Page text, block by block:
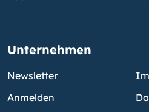
Unternehmen
Newsletter
Anmelden